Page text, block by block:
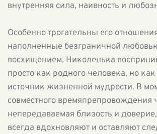
внутренняя сила, наивность и
Особенно трогательны его
наполненные безграничной
восхищением. Николенька
просто как родного человека, но как
источник жизненной мудрости. В
совместного времяпрепровождения
непередаваемая близость и
всегда вдохновляют и оставляют